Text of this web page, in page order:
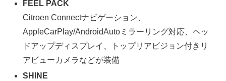
FEEL PACK
Citroen Connectナビゲーション、
AppleCarPlay/AndroidAutoミラーリング対応、ヘッ
ドアップディスプレイ、トップリアビジョン付きリ
アビューカメラなどが装備
SHINE